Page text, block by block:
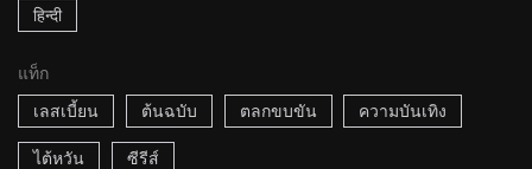
हिन्दी
แท็ก
เลสเบี้ยน
ต้นฉบับ ตลกขบขัน ความบันเทิง
ไต้หวัน ซีรีส์